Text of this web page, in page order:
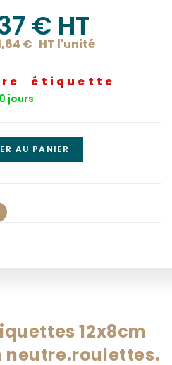
€ HT
€ HT l'unité
étiquette
jours
AU PANIER
12x8cm
neutre.roulettes.